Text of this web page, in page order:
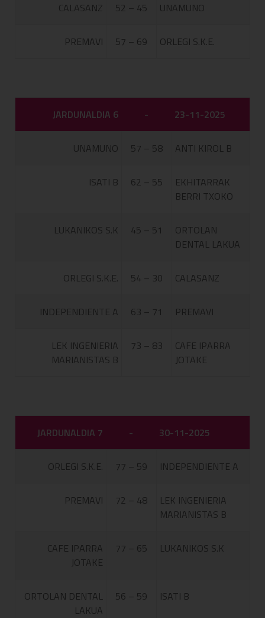
CALASANZ 52 – 45 UNAMUNO
PREMAVI 57 – 69 ORLEGI S.K.E.
JARDUNALDIA 6 - 23-11-2025
UNAMUNO 57 – 58 ANTI KIROL B
ISATI B 62 – 55
EKHITARRAK
BERRI TXOKO
LUKANIKOS S.K 45 – 51
ORTOLAN
DENTAL LAKUA
ORLEGI S.K.E. 54 – 30 CALASANZ
INDEPENDIENTE A 63 – 71 PREMAVI
LEK INGENIERIA
MARIANISTAS B
73 – 83
CAFE IPARRA
JOTAKE
JARDUNALDIA 7 - 30-11-2025
ORLEGI S.K.E. 77 – 59 INDEPENDIENTE A
PREMAVI 72 – 48
LEK INGENIERIA
MARIANISTAS B
CAFE IPARRA
JOTAKE
77 – 65 LUKANIKOS S.K
ORTOLAN DENTAL
LAKUA
56 – 59 ISATI B